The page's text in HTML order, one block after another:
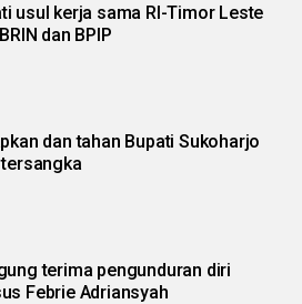
usul kerja sama RI-Timor Leste
dan BPIP
dan tahan Bupati Sukoharjo
terima pengunduran diri
Febrie Adriansyah